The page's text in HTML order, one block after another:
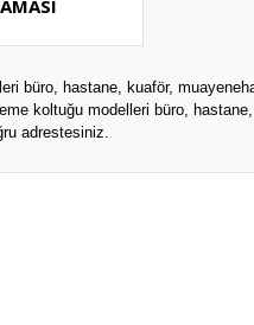
büro, hastane, kuaför,
koltuğu modelleri büro,
adrestesiniz.